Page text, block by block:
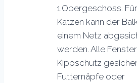
1.Obergeschoss.
Katzen kann der
einem Netz
werden. Alle
Kippschutz
Futternäpfe oder